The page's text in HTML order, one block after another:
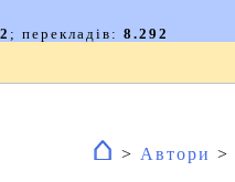
⌂ > Автори >